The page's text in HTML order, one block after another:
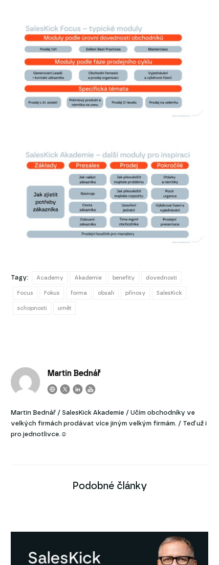
Tagy: Academy Akademie benefity dovednosti
Focus Fokus forma obsah přínosy SalesKick
schopnosti umět
Martin Bednář
Martin Bednář / SalesKick Akademie / Učím obchodníky ve
velkých firmách prodávat více jiným velkým firmám. / Teď už i
pro jednotlivce.☺
Podobné články